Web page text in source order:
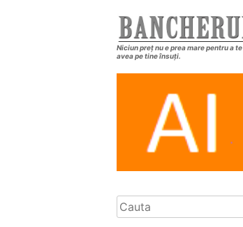
Niciun preț nu e prea mare pentru a te
avea pe tine însuți.